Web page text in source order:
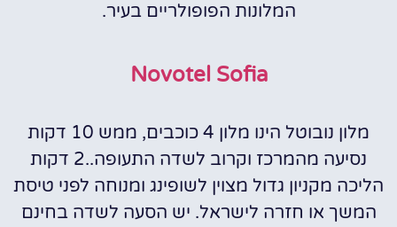
המלונות הפופולריים בעיר.
Novotel Sofia
מלון נובוטל הינו מלון 4 כוכבים, ממש 10 דקות
נסיעה מהמרכז וקרוב לשדה התעופה..2 דקות
הליכה מקניון גדול מצוין לשופינג ומנוחה לפני טיסת
המשך או חזרה לישראל. יש הסעה לשדה בחינם